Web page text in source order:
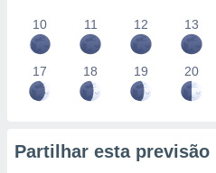
10 11 12 13
17 18 19 20
Partilhar esta previsão